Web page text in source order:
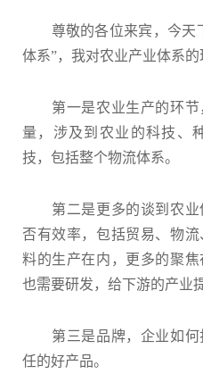
尊敬的各位来宾，今天
体系”，我对农业产业体系的
第一是农业生产的环节
量，涉及到农业的科技、
技，包括整个物流体系。
第二是更多的谈到农业
否有效率，包括贸易、物
料的生产在内，更多的聚
也需要研发，给下游的产业
第三是品牌，企业如何
任的好产品。